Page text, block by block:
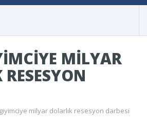
MILYAR
milyar dolarlık resesyon darbesi